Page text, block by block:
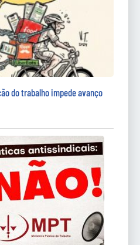
do trabalho impede avanço